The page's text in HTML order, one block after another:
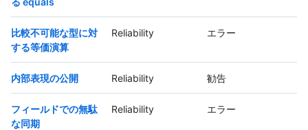
比較不可能な型に対
する等価演算
Reliability エラー
内部表現の公開 Reliability 勧告
フィールドでの無駄
な同期
Reliability エラー